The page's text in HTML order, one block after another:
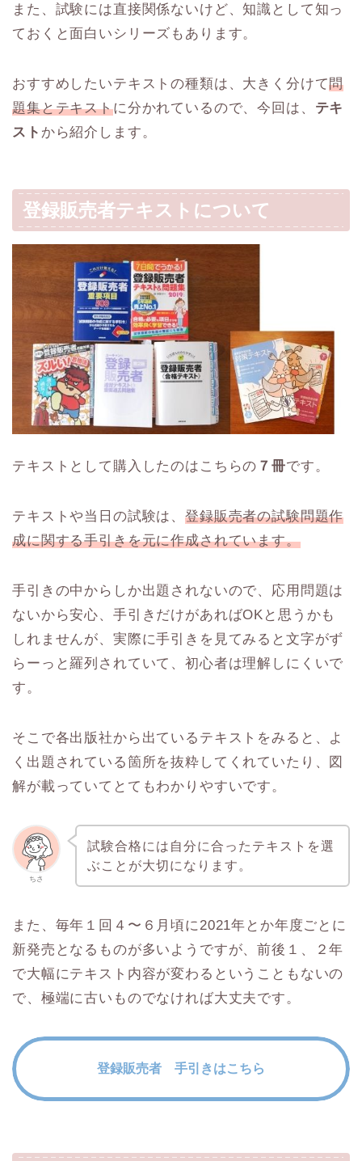
また、試験には直接関係ないけど、知識として知っ
ておくと面白いシリーズもあります。
おすすめしたいテキストの種類は、大きく分けて問
題集とテキストに分かれているので、今回は、 テキ
スト から紹介します。
登録販売者テキストについて
テキストとして購入したのはこちらの ７冊です。
テキストや当日の試験は、登録販売者の試験問題作
成に関する手引きを元に作成されています。
手引きの中からしか出題されないので、応用問題は
ないから安心、手引きだけがあればOKと思うかも
しれませんが、実際に手引きを見てみると文字がず
らーっと羅列されていて、初心者は理解しにくいで
す。
そこで各出版社から出ているテキストをみると、よ
く出題されている箇所を抜粋してくれていたり、図
解が載っていてとてもわかりやすいです。
ちさ
試験合格には自分に合ったテキストを選
ぶことが大切になります。
また、毎年１回４〜６月頃に2021年とか年度ごとに
新発売となるものが多いようですが、前後１、２年
で大幅にテキスト内容が変わるということもないの
で、極端に古いものでなければ大丈夫です。
登録販売者 手引きはこちら